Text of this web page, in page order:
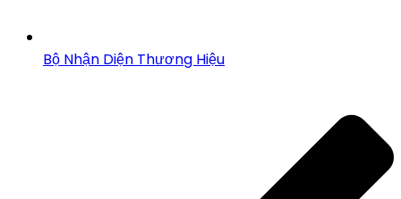
Bộ Nhận Diện Thương Hiệu